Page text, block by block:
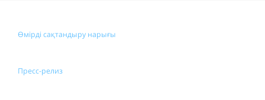
Өмірді сақтандыру нарығы
Пресс-релиз